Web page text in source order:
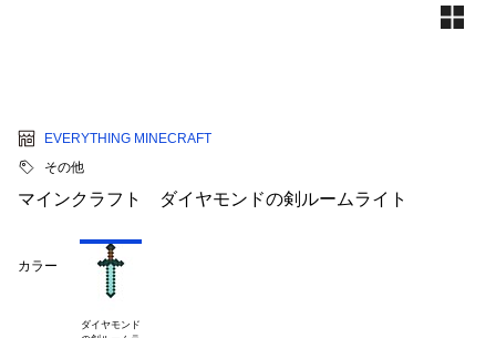
EVERYTHING MINECRAFT
その他
マインクラフト ダイヤモンドの剣ルームライト
カラー
ダイヤモンド